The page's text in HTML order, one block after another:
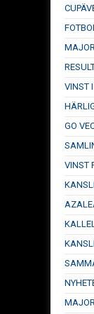
VINST
GO
VINST